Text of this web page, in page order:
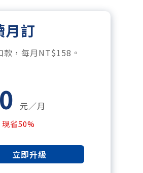
月訂
款，每月NT$158。
元／月
現省50%
立即升級